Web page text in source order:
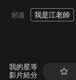
頻道 我是江老師
我的星等
影片給分